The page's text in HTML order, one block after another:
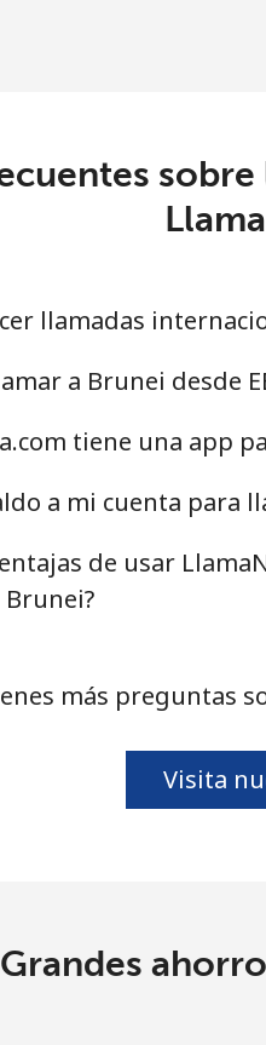
⁦54.9¢⁩
⁦55.9¢⁩
⁦3.5¢⁩
llamadas
a Brunei desde
tiene una app
a mi cuenta para
de usar
más preguntas
Visita